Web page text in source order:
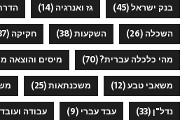
בנק ישראל(45) גז ואנרגיה(14)
השכלה(26) השקעות(38) חקיקה(37)
מהי כלכלה עברית?(70) מיסים והוצאה
משאבי טבע(12) משכנתאות(25)
נדל"ן (33) עבד עברי (9) עבודה